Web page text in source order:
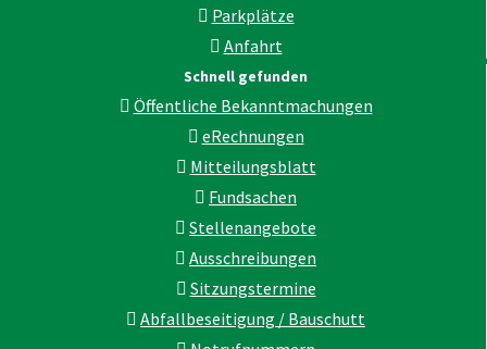
Parkplätze
Anfahrt
Schnell gefunden
Öffentliche Bekanntmachungen
eRechnungen
Mitteilungsblatt
Fundsachen
Stellenangebote
Ausschreibungen
Sitzungstermine
Abfallbeseitigung / Bauschutt